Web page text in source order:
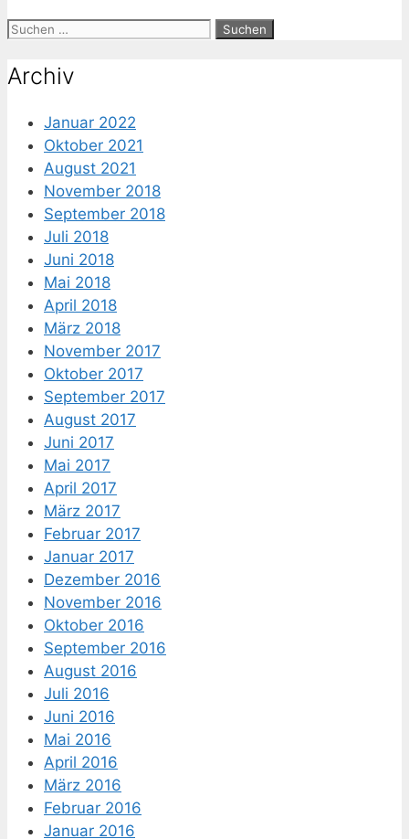
Suche
Archiv
Januar 2022
Oktober 2021
August 2021
November 2018
September 2018
Juli 2018
Juni 2018
Mai 2018
April 2018
März 2018
November 2017
Oktober 2017
September 2017
August 2017
Juni 2017
Mai 2017
April 2017
März 2017
Februar 2017
Januar 2017
Dezember 2016
November 2016
Oktober 2016
September 2016
August 2016
Juli 2016
Juni 2016
Mai 2016
April 2016
März 2016
Februar 2016
Januar 2016